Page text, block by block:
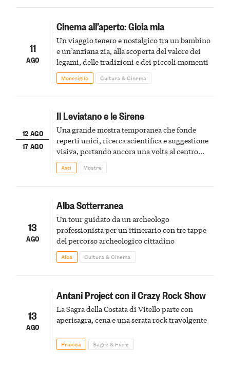
11
AGO
Cinema all’aperto: Gioia mia
Un viaggio tenero e nostalgico tra un bambino
e un’anziana zia, alla scoperta del valore dei
legami, delle tradizioni e dei piccoli momenti
Monesiglio Cultura & Cinema
12 AGO
17 AGO
Il Leviatano e le Sirene
Una grande mostra temporanea che fonde
reperti unici, ricerca scientifica e suggestione
visiva, portando ancora una volta al centro
della scena le meraviglie del passato astigiano
Asti Mostre
13
AGO
Alba Sotterranea
Un tour guidato da un archeologo
professionista per un itinerario con tre tappe
del percorso archeologico cittadino
Alba Cultura & Cinema
13
AGO
Antani Project con il Crazy Rock Show
La Sagra della Costata di Vitello parte con
aperisagra, cena e una serata rock travolgente
Priocca Sagre & Fiere